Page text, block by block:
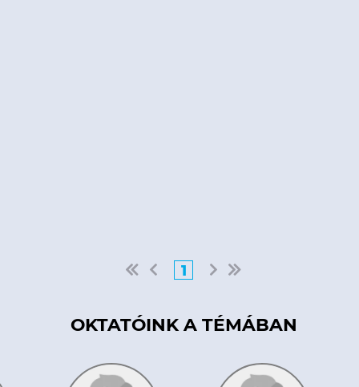
1
OKTATÓINK A TÉMÁBAN